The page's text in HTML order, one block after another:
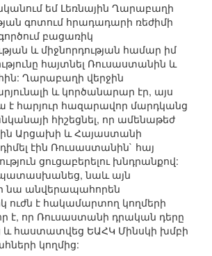
եմ Լեռնային Ղարաբաղի
գոտում հրադադարի ռեժիմի
բացառիկ
և միջնորդության համար իմ
հայտնել Ռուսաստանին և
Ղարաբաղի վերջին
և կործանարար էր, այս
է հարյուր հազարավոր մարդկանց
հիշեցնել, որ ամենաթեժ
Արցախի և Հայաստանի
էին Ռուսաստանին` հայ
ցուցաբերելու խնդրանքով:
նաև այն
նա անվերապահորեն
ուժն է հակամարտող կողմերի
է, որ Ռուսաստանի դրական դերը
հաստատվեց ԵԱՀԿ Մինսկի խմբի
կողմից: